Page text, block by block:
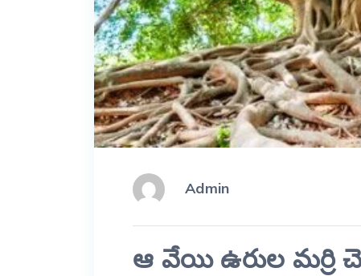
Admin
ఆ వేయి ఉరుల మర్రి